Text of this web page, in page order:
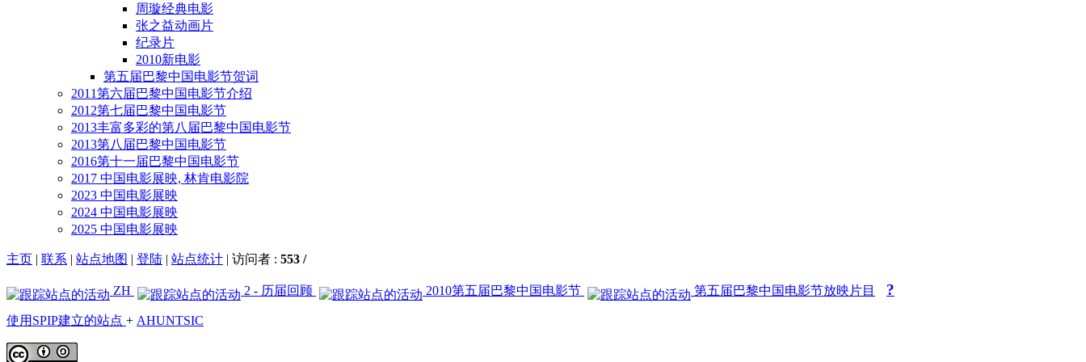
周璇经典电影
张之益动画片
纪录片
2010新电影
第五届巴黎中国电影节贺词
2011第六届巴黎中国电影节介绍
2012第七届巴黎中国电影节
2013丰富多彩的第八届巴黎中国电影节
2013第八届巴黎中国电影节
2016第十一届巴黎中国电影节
2017 中国电影展映, 林肯电影院
2023 中国电影展映
2024 中国电影展映
2025 中国电影展映
主页 | 联系 | 站点地图 | 登陆 | 站点统计 | 访问者 : 553 /
ZH 2 - 历届回顾 2010第五届巴黎中国电影节 第五届巴黎中国电影节放映片目 ?
使用SPIP建立的站点 + AHUNTSIC